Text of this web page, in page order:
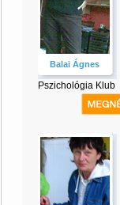
Balai Ágnes
Pszichológia Klub